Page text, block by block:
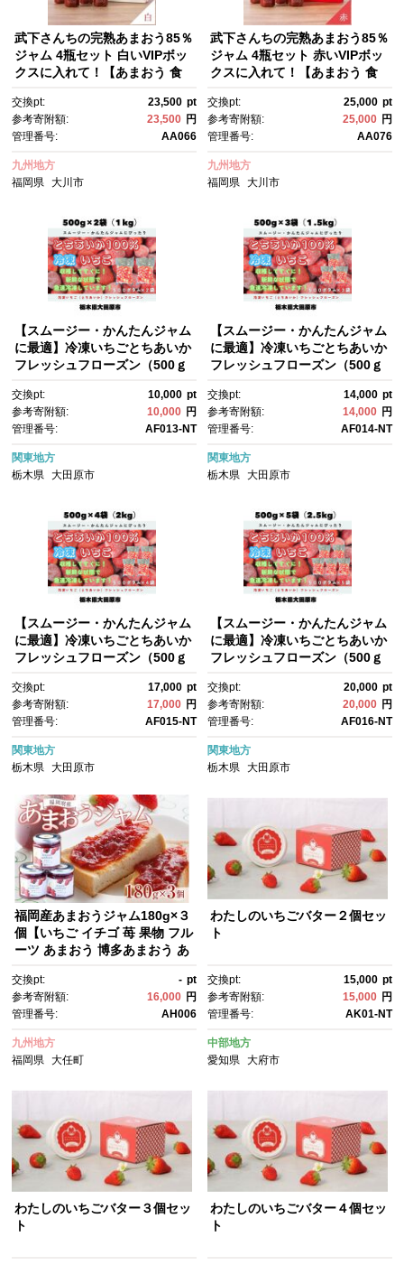
武下さんちの完熟あまおう85％
ジャム 4瓶セット 白いVIPボッ
クスに入れて！【あまおう 食
う 果物 苺くだもの いちご 食
品 イチゴ 人気 あまおう ジャ
ム おすすめ 送料無料 福岡
県 大川市 AA066】
交換pt: 23,500 pt
参考寄附額:
23,500 円
管理番号:
AA066
九州地方
福岡県
大川市
武下さんちの完熟あまおう85％
ジャム 4瓶セット 赤いVIPボッ
クスに入れて！【あまおう 食
う 果物 苺くだもの いちご 食
品 イチゴ 人気 あまおう ジャ
ム おすすめ 送料無料 福岡
県 大川市 AA076】
交換pt: 25,000 pt
参考寄附額:
25,000 円
管理番号:
AA076
九州地方
福岡県 大川市
【スムージー・かんたんジャム
に最適】冷凍いちごとちあいか
フレッシュフローズン（500ｇ
交換pt: 10,000 pt
参考寄附額:
10,000 円
管理番号:
AF013-NT
関東地方
栃木県
大田原市
【スムージー・かんたんジャム
に最適】冷凍いちごとちあいか
フレッシュフローズン（500ｇ
交換pt: 14,000 pt
参考寄附額:
14,000 円
管理番号:
AF014-NT
関東地方
栃木県 大田原市
【スムージー・かんたんジャム
に最適】冷凍いちごとちあいか
フレッシュフローズン（500ｇ
交換pt: 17,000 pt
参考寄附額:
17,000 円
管理番号:
AF015-NT
関東地方
栃木県
大田原市
【スムージー・かんたんジャム
に最適】冷凍いちごとちあいか
フレッシュフローズン（500ｇ
交換pt: 20,000 pt
参考寄附額:
20,000 円
管理番号:
AF016-NT
関東地方
栃木県 大田原市
福岡産あまおうジャム180g×３
個【いちご イチゴ 苺 果物 フル
ーツ あまおう 博多あまおう あ
産 デザート パフェ ヨーグル
ト ソース ババロア ムース 食パ
ン かき氷 シャーベット 人気 お
すすめ 福岡県 大任町 ふるさと
納税 送料無料 AH006】
交換pt: - pt
参考寄附額:
16,000 円
管理番号:
AH006
九州地方
福岡県
大任町
わたしのいちごバター２個セッ
ト
交換pt: 15,000 pt
参考寄附額:
15,000 円
管理番号:
AK01-NT
中部地方
愛知県 大府市
わたしのいちごバター３個セッ
ト
わたしのいちごバター４個セッ
ト